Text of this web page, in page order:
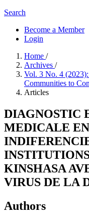
Search
Become a Member
Login
Home /
Archives /
Vol. 3 No. 4
Communities to
Articles
DIAGNOSTIC
MEDICALE
KINSHASA
VIRUS DE LA
Authors